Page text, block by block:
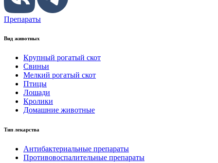
Препараты
Вид животных
Крупный рогатый скот
Свиньи
Мелкий рогатый скот
Птицы
Лошади
Кролики
Домашние животные
Тип лекарства
Антибактериальные препараты
Противовоспалительные препараты